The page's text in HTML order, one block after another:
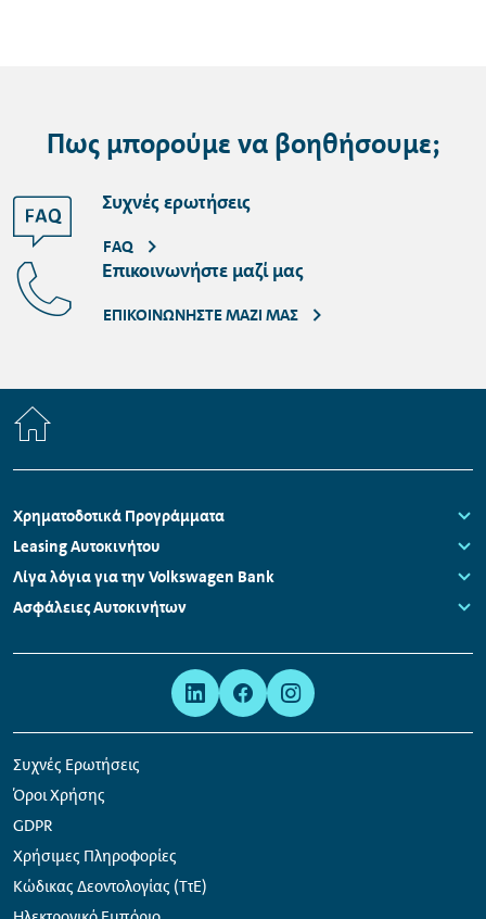
Πως μπορούμε να βοηθήσουμε;
Συχνές ερωτήσεις
FAQ
Επικοινωνήστε μαζί μας
ΕΠΙΚΟΙΝΩΝΉΣΤΕ ΜΑΖΊ ΜΑΣ
Πλοήγηση
υποσέλιδου
Χρηματοδοτικά Προγράμματα
Links:
Leasing Αυτοκινήτου
Links:
Λίγα λόγια για την Volkswagen Bank
Links:
Ασφάλειες Αυτοκινήτων
Συχνές Ερωτήσεις
Όροι Χρήσης
GDPR
Χρήσιμες Πληροφορίες
Κώδικας Δεοντολογίας (ΤτΕ)
δικτύων